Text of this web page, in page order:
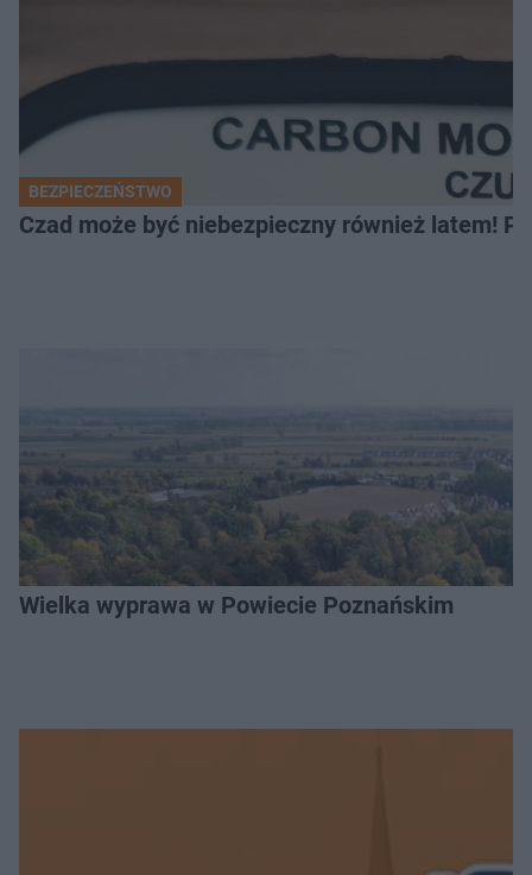
BEZPIECZEŃSTWO
Czad może być niebezpieczny również latem!
Wielka wyprawa w Powiecie Poznańskim